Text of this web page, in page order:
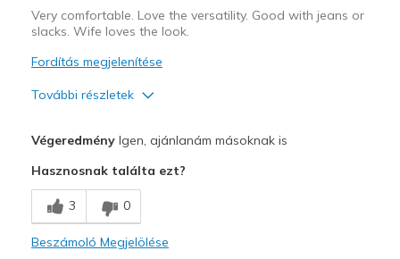
Very comfortable. Love the versatility. Good with jeans or
slacks. Wife loves the look.
Fordítás megjelenítése
További részletek
Comfortable
Stylish
VégeredményIgen, ajánlanám másoknak is
Hasznosnak találta ezt?
3 0
Beszámoló Megjelölése